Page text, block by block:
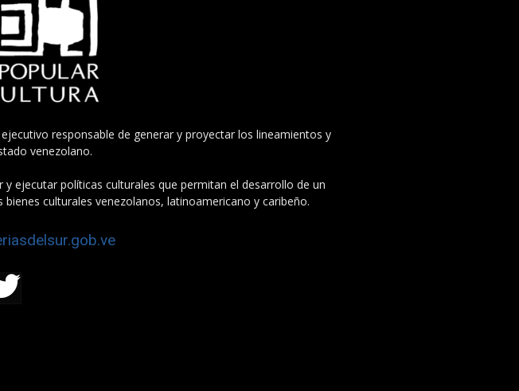
responsable de generar y proyectar los lineamientos y
venezolano.
ejecutar políticas culturales que permitan el desarrollo de un
culturales venezolanos, latinoamericano y caribeño.